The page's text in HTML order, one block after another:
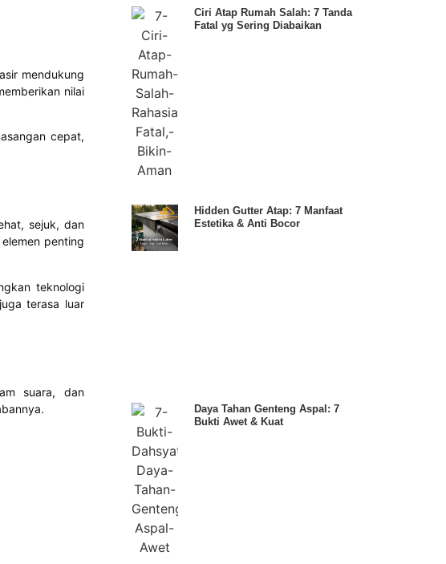
mendukung
nilai
cepat,
sejuk, dan
penting
teknologi
terasa luar
suara, dan
Ciri Atap Rumah Salah: 7 Tanda
Fatal yg Sering Diabaikan
Hidden Gutter Atap: 7 Manfaat
Estetika & Anti Bocor
Daya Tahan Genteng Aspal: 7
Bukti Awet & Kuat